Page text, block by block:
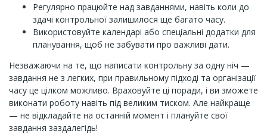
Регулярно працюйте над завданнями, навіть коли до
здачі контрольної залишилося ще багато часу.
Використовуйте календарі або спеціальні додатки для
планування, щоб не забувати про важливі дати.
Незважаючи на те, що написати контрольну за одну ніч —
завдання не з легких, при правильному підході та організації
часу це цілком можливо. Враховуйте ці поради, і ви зможете
виконати роботу навіть під великим тиском. Але найкраще
— не відкладайте на останній момент і плануйте свої
завдання заздалегідь!